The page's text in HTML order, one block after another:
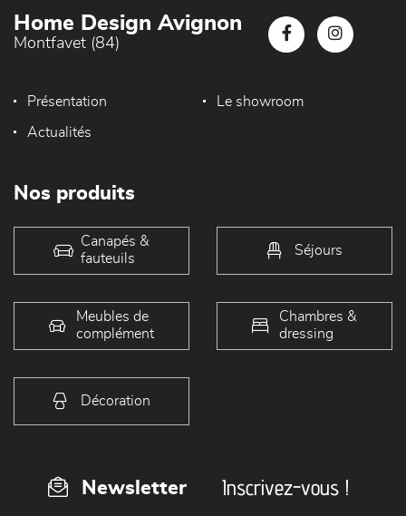
Home Design Avignon
Montfavet (84)
Présentation Le showroom
Actualités
Nos produits
Canapés &
fauteuils
Séjours
Meubles de
complément
Chambres &
dressing
Décoration
Newsletter Inscrivez-vous !